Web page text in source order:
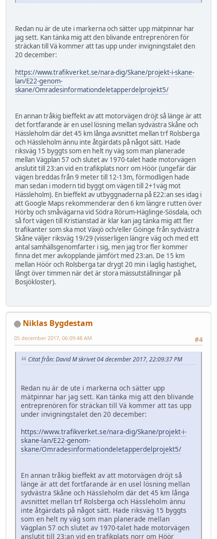
Redan nu är de ute i markerna och sätter upp mätpinnar har
jag sett. Kan tänka mig att den blivande entreprenören för
sträckan till Vä kommer att tas upp under invigningstalet den
20 december:
https://www.trafikverket.se/nara-dig/Skane/projekt-i-skane-
lan/E22-genom-
skane/Omradesinformationdeletapperdelprojekt5/
En annan tråkig bieffekt av att motorvägen dröjt så länge är att
det fortfarande är en usel lösning mellan sydvästra Skåne och
Hässleholm där det 45 km långa avsnittet mellan trf Rolsberga
och Hässleholm ännu inte åtgärdats på något sätt. Hade
riksväg 15 byggts som en helt ny väg som man planerade
mellan Vägplan 57 och slutet av 1970-talet hade motorvägen
anslutit till 23:an vid en trafikplats norr om Höör (ungefär där
vägen breddas från 9 meter till 12-13m, förmodligen hade
man sedan i modern tid byggt om vägen till 2+1väg mot
Hässleholm). En bieffekt av utbyggnaderna på E22:an ses idag i
att Google Maps rekommenderar den 6 km längre rutten över
Hörby och småvägarna vid Södra Rörum-Häglinge-Sösdala, och
så fort vägen till Kristianstad är klar kan jag tänka mig att fler
trafikanter som ska mot Växjö och/eller Göinge från sydvästra
Skåne väljer riksväg 19/29 (visserligen längre väg och med ett
antal samhällsgenomfarter i sig, men jag tror fler kommer
finna det mer avkopplande jämfört med 23:an. De 15 km
mellan Höör och Rolsberga tar drygt 20 min i laglig hastighet,
långt över timmen när det är stora mässutställningar på
Bosjökloster).
Niklas Bygdestam
#4
05 december 2017, 06:09:48 AM
Citat från: David M skrivet 04 december 2017, 22:09:37 PM
Redan nu är de ute i markerna och sätter upp
mätpinnar har jag sett. Kan tänka mig att den blivande
entreprenören för sträckan till Vä kommer att tas upp
under invigningstalet den 20 december:
https://www.trafikverket.se/nara-dig/Skane/projekt-i-
skane-lan/E22-genom-
skane/Omradesinformationdeletapperdelprojekt5/
En annan tråkig bieffekt av att motorvägen dröjt så
länge är att det fortfarande är en usel lösning mellan
sydvästra Skåne och Hässleholm där det 45 km långa
avsnittet mellan trf Rolsberga och Hässleholm ännu
inte åtgärdats på något sätt. Hade riksväg 15 byggts
som en helt ny väg som man planerade mellan
Vägplan 57 och slutet av 1970-talet hade motorvägen
anslutit till 23:an vid en trafikplats norr om Höör